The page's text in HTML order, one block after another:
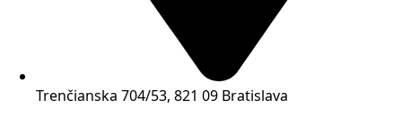
Trenčianska 704/53, 821 09 Bratislava